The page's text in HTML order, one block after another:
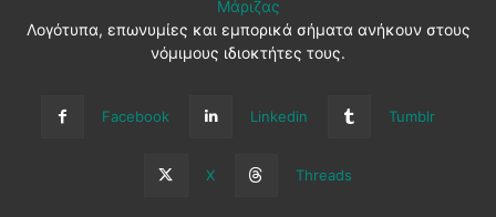
Μάριζας
Λογότυπα, επωνυμίες και εμπορικά σήματα ανήκουν στους
νόμιμους ιδιοκτήτες τους.
Facebook Linkedin Tumblr
X Threads